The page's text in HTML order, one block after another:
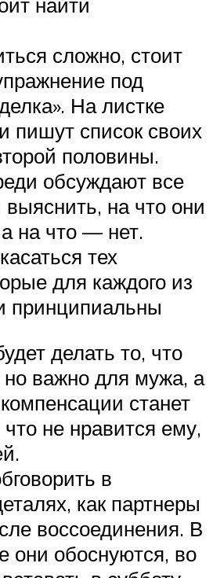
сложно, стоит
под
На листке
пишут список своих
половины.
обсуждают все
на что они
на что — нет.
тех
для каждого из
принципиальны
делать то, что
но важно для мужа, а
станет
не нравится ему,
в
как партнеры
воссоединения. В
они обоснуются, во